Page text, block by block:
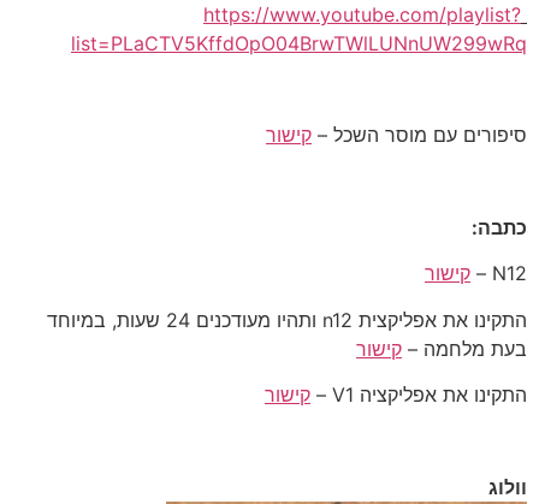
https://www.youtube.com/playlist?
list=PLaCTV5KffdOpO04BrwTWlLUNnUW299wRq
סיפורים עם מוסר השכל – קישור
כתבה:
N12 –
קישור
התקינו את אפליקצית n12 ותהיו מעודכנים 24 שעות, במיוחד
בעת מלחמה – קישור
התקינו את אפליקציה V1 –
קישור
וולוג